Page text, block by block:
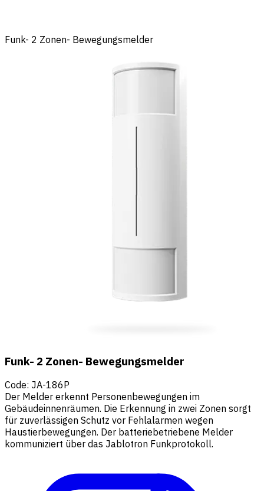
Funk- 2 Zonen- Bewegungsmelder
Funk- 2 Zonen- Bewegungsmelder
Code: JA-186P
Der Melder erkennt Personenbewegungen im
Gebäudeinnenräumen. Die Erkennung in zwei Zonen sorgt
für zuverlässigen Schutz vor Fehlalarmen wegen
Haustierbewegungen. Der batteriebetriebene Melder
kommuniziert über das Jablotron Funkprotokoll.